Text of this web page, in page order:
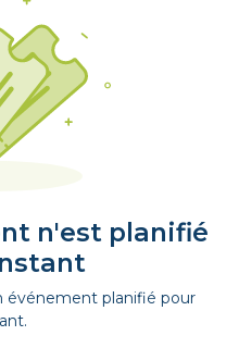
n'est planifié
événement planifié pour